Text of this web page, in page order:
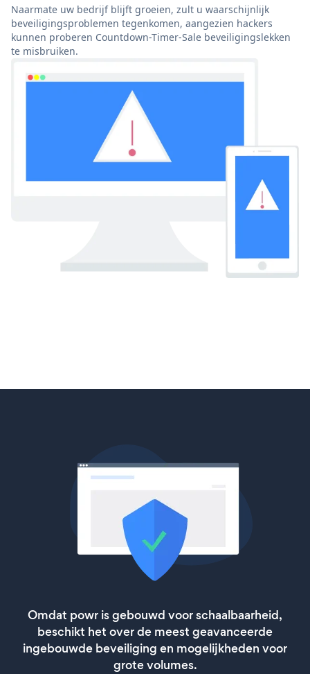
Naarmate uw bedrijf blijft groeien, zult u waarschijnlijk
beveiligingsproblemen tegenkomen, aangezien hackers
kunnen proberen Countdown-Timer-Sale beveiligingslekken
te misbruiken.
Omdat powr is gebouwd voor schaalbaarheid,
beschikt het over de meest geavanceerde
ingebouwde beveiliging en mogelijkheden voor
grote volumes.